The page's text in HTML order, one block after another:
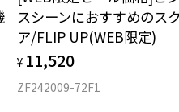
スシーンにおすすめのス
ア/FLIP UP(WEB限定)
¥ 11,520
ZF242009-72F1